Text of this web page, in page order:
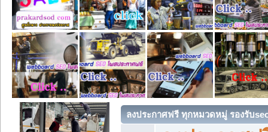
ลงประกาศฟรี ทุกหมวดหมู่ รองรับ